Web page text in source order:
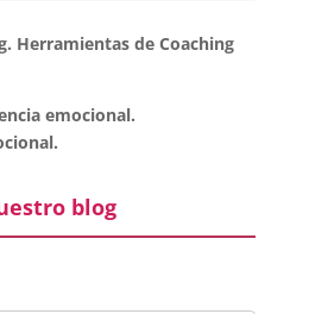
Herramientas de Coaching
emocional.
blog